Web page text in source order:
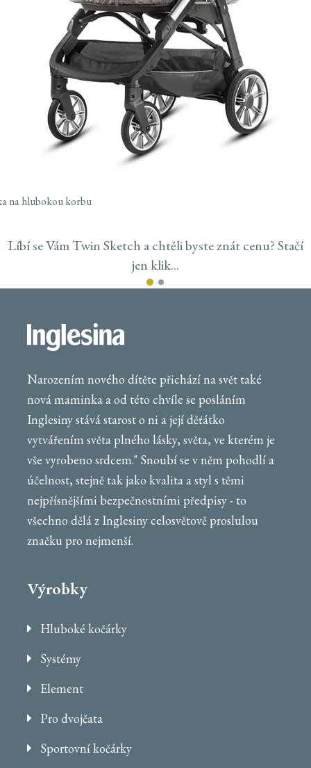
na hlubokou korbu
Líbí se Vám Twin Sketch a chtěli byste znát cenu? Stačí
jen klik...
Narozením nového dítěte přichází na svět také
nová maminka a od této chvíle se posláním
Inglesiny stává starost o ni a její děťátko
vytvářením světa plného lásky, světa, ve kterém je
vše vyrobeno srdcem." Snoubí se v něm pohodlí a
účelnost, stejně tak jako kvalita a styl s těmi
nejpřísnějšími bezpečnostními předpisy - to
všechno dělá z Inglesiny celosvětově proslulou
značku pro nejmenší.
Výrobky
Hluboké kočárky
Systémy
Element
Pro dvojčata
Sportovní kočárky